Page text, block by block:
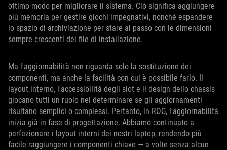
ottimo modo per migliorare il sistema. Ciò significa aggiungere
più memoria per gestire giochi impegnativi, nonché espandere
lo spazio di archiviazione per stare al passo con le dimensioni
sempre crescenti dei file di installazione.
Ma l'aggiornabilità non riguarda solo la sostituzione dei
componenti, ma anche la facilità con cui è possibile farlo. Il
layout interno, l'accessibilità degli slot e il design dello chassis
giocano tutti un ruolo nel determinare se gli aggiornamenti
risultano semplici o complessi. Pertanto, in ROG, l'aggiornabilità
inizia già in fase di progettazione. Abbiamo continuato a
perfezionare i layout interni dei nostri laptop, rendendo più
facile raggiungere i componenti chiave — a volte senza alcun